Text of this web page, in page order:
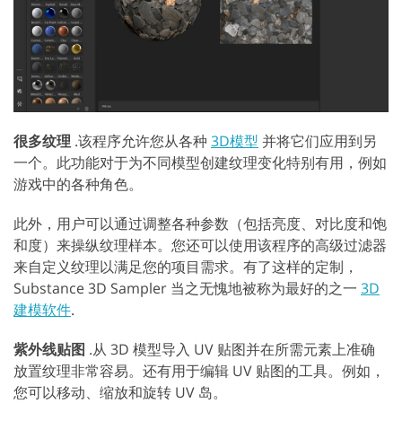
很多纹理 .该程序允许您从各种 3D模型 并将它们应用到另
一个。此功能对于为不同模型创建纹理变化特别有用，例如
游戏中的各种角色。
此外，用户可以通过调整各种参数（包括亮度、对比度和饱
和度）来操纵纹理样本。您还可以使用该程序的高级过滤器
来自定义纹理以满足您的项目需求。有了这样的定制，
Substance 3D Sampler 当之无愧地被称为最好的之一 3D
建模软件.
紫外线贴图 .从 3D 模型导入 UV 贴图并在所需元素上准确
放置纹理非常容易。还有用于编辑 UV 贴图的工具。例如，
您可以移动、缩放和旋转 UV 岛。